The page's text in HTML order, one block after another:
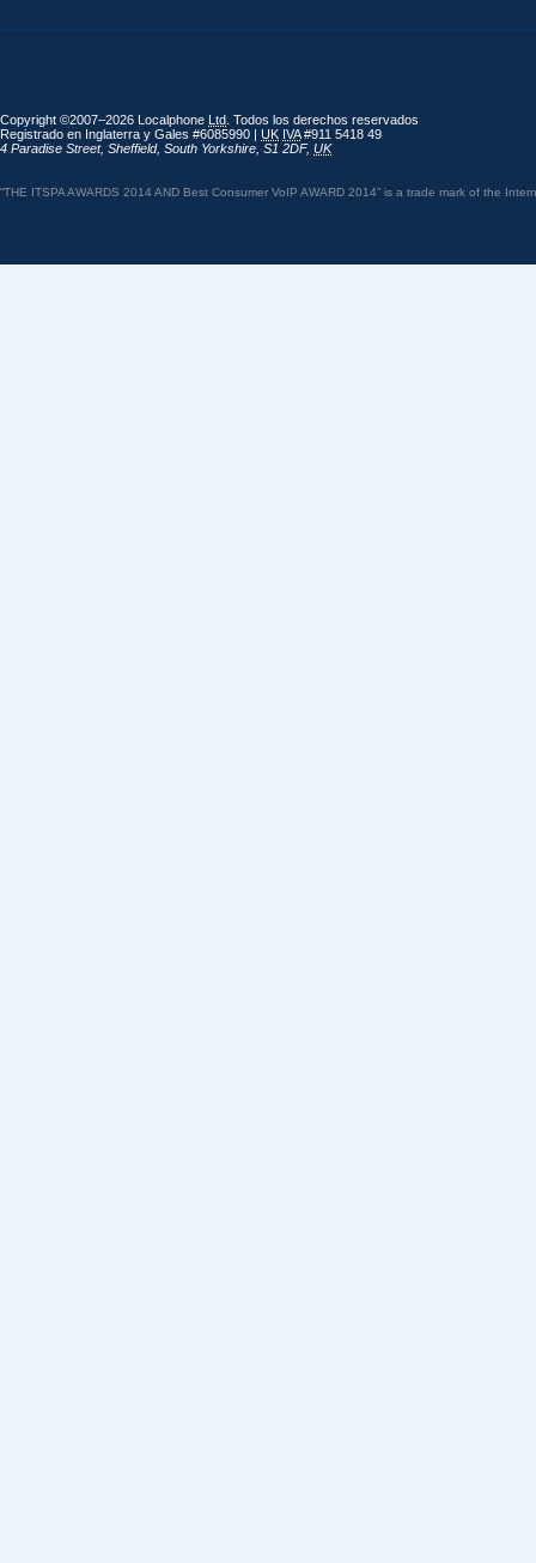
Copyright ©2007–2026 Localphone Ltd . Todos los derechos reservados
Registrado en Inglaterra y Gales #6085990 | UK IVA#911 5418 49
4 Paradise Street, Sheffield, South Yorkshire S1 2DF, UK
“THE ITSPA AWARDS 2014 AND Best Consumer VoIP AWARD 2014” is a trade mark of the